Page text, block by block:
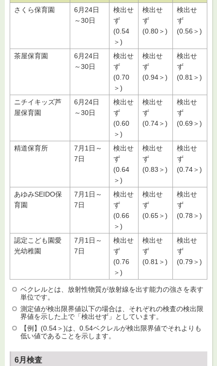
さくら保育園
6月24日
～30日
検出せ
ず
(0.54
＞)
検出せ
ず
(0.80＞)
検出せ
ず
(0.56＞)
茶屋保育園
6月24日
～30日
検出せ
ず
(0.70
＞)
検出せ
ず
(0.94＞)
検出せ
ず
(0.81＞)
ニチイキッズ芦
屋保育園
6月24日
～30日
検出せ
ず
(0.60
＞)
検出せ
ず
(0.74＞)
検出せ
ず
(0.69＞)
精道保育所
7月1日～
7日
検出せ
ず
(0.64
＞)
検出せ
ず
(0.83＞)
検出せ
ず
(0.74＞)
あゆみSEIDO保
育園
7月1日～
7日
検出せ
ず
(0.66
＞)
検出せ
ず
(0.65＞)
検出せ
ず
(0.78＞)
認定こども園愛
光幼稚園
7月1日～
7日
検出せ
ず
(0.76
＞)
検出せ
ず
(0.81＞)
検出せ
ず
(0.79＞)
ベクレルとは、放射性物質が放射線を出す能力の強さを表す
単位です。
測定値が検出限界値以下の場合は、それぞれの検査の検出限
界値を示した上で「検出せず」としています。
【例】(0.54＞)は、0.54ベクレルが検出限界値でそれよりも
低い値であることを示します。
6月検査